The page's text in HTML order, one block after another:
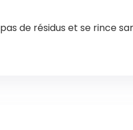
de résidus et se rince